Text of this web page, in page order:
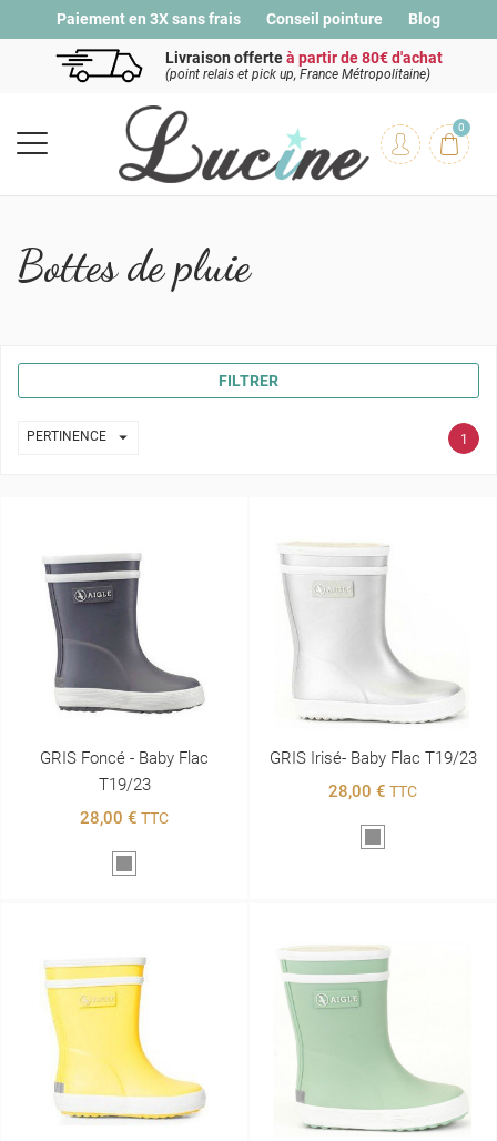
Paiement en 3X sans frais Conseil pointure Blog
Livraison offerteà partir de 80€ d'achat
(point relais et pick up, France Métropolitaine)
0
Bottes de pluie
FILTRER
PERTINENCE  1
GRIS Foncé - Baby Flac
T19/23
28,00 € TTC
GRIS Irisé- Baby Flac T19/23
28,00 € TTC